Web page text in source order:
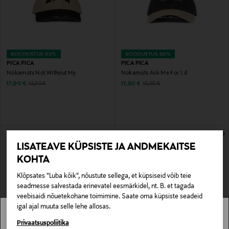
LISATEAVE KÜPSISTE JA ANDMEKAITSE
KOHTA
Klõpsates "Luba kõik", nõustute sellega, et küpsiseid võib teie
seadmesse salvestada erinevatel eesmärkidel, nt. B. et tagada
veebisaidi nõuetekohane toimimine. Saate oma küpsiste seadeid
igal ajal muuta selle lehe allosas.
Privaatsuspoliitika
SOODUSTUS 60%
PICA PICA
Nokamüts Not Without My
Discounted Price
17,90 € Original Price
45,00 €
SOODUSTUS 60%
PICA PICA
Nokamüts Ask Me For I.d
Discounted Price
17,90 € Original Price
45,00 €
EELIS KUPONGIGA UUS
Stockmann pole Sinu riigis saadaval.